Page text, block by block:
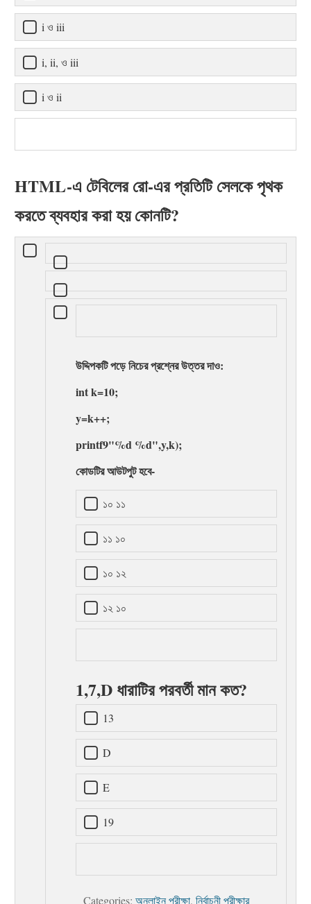
i ও iii
i, ii, ও iii
i ও ii
HTML-এ টেবিলের রো-এর প্রতিটি সেলকে পৃথক
করতে ব্যবহার করা হয় কোনটি?
উদ্দিপকটি পড়ে নিচের প্রশ্নের উত্তর দাও:
int k=10;
y=k++;
printf9"%d %d",y,k);
কোডটির আউটপুট হবে-
১০ ১১
১১ ১০
১০ ১২
১২ ১০
1,7,D ধারাটির পরবর্তী মান কত?
13
D
E
19
Categories: অনলাইন পরীক্ষা, নির্বাচনী পরীক্ষার